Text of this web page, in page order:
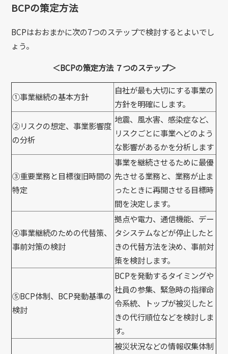
BCPの策定方法
BCPはおおまかに次の7つのステップで検討するとよいでし
ょう。
＜BCPの策定方法 ７つのステップ＞
①事業継続の基本方針
自社が最も大切にする事業の
方針を明確にします。
②リスクの想定、事業影響度
の分析
地震、風水害、感染症など、
リスクごとに事業へどのよう
な影響があるかを分析します
③重要業務と目標復旧時間の
特定
事業を継続させるために最優
先させる業務と、業務が止ま
ったときに再開させる目標時
間を決定します。
④事業継続のための代替策、
事前対策の検討
拠点や電力、通信機能、デー
タシステムなどが停止したと
きの代替方法を決め、事前対
策を検討します。
⑤BCP体制、BCP発動基準の
検討
BCPを発動するタイミングや
社員の参集、緊急時の指揮命
令系統、トップが被災したと
きの代行順位などを検討しま
す。
被災状況などの情報収集体制